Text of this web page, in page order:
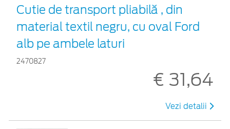
Cutie de transport pliabilă , din
material textil negru, cu oval Ford
alb pe ambele laturi
2470827
€ 31,64
Vezi detalii